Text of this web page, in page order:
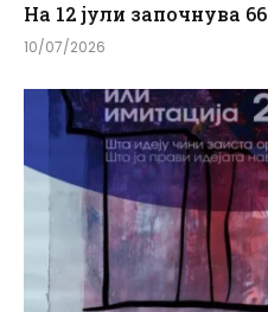
На 12 јули започнува
10/07/2026